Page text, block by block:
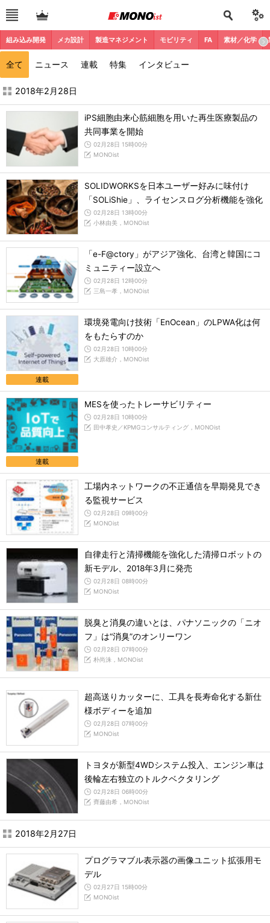
組み込み開発 メカ設計 製造マネジメント モビリティ FA 素材／化学
全て ニュース 連載 特集 インタビュー
2018年2月の記事一覧 - MONOist
2018年2月28日
iPS細胞由来心筋細胞を用いた再生医療製品の
共同事業を開始
02月28日 15時00分
MONOist
SOLIDWORKSを日本ユーザー好みに味付け
「SOLiShie」、ライセンスログ分析機能を強化
02月28日 13時00分
小林由美，MONOist
「e-F@ctory」がアジア強化、台湾と韓国にコ
ミュニティー設立へ
02月28日 12時00分
三島一孝，MONOist
連載
環境発電向け技術「EnOcean」のLPWA化は何
をもたらすのか
02月28日 10時00分
大原雄介，MONOist
連載
MESを使ったトレーサビリティー
02月28日 10時00分
田中孝史／KPMGコンサルティング，MONOist
工場内ネットワークの不正通信を早期発見でき
る監視サービス
02月28日 09時00分
MONOist
自律走行と清掃機能を強化した清掃ロボットの
新モデル、2018年3月に発売
02月28日 08時00分
MONOist
脱臭と消臭の違いとは、パナソニックの「ニオ
フ」は“消臭”のオンリーワン
02月28日 07時00分
朴尚洙，MONOist
超高送りカッターに、工具を長寿命化する新仕
様ボディーを追加
02月28日 07時00分
MONOist
トヨタが新型4WDシステム投入、エンジン車は
後輪左右独立のトルクベクタリング
02月28日 06時00分
齊藤由希，MONOist
2018年2月27日
プログラマブル表示器の画像ユニット拡張用モ
デル
02月27日 15時00分
MONOist